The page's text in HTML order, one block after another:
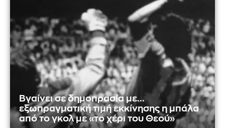
Βγαίνει σε δημοπρασία με...
εξωπραγματική τιμή εκκίνησης η μπάλα
από το γκολ με «το χέρι του Θεού»